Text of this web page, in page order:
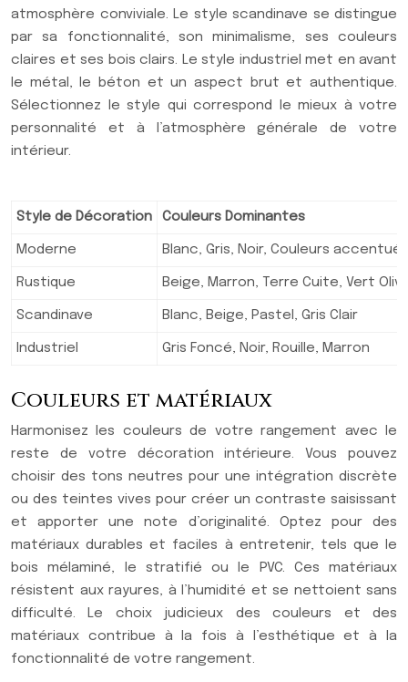
atmosphère conviviale. Le style scandinave se distingue
par sa fonctionnalité, son minimalisme, ses couleurs
claires et ses bois clairs. Le style industriel met en avant
le métal, le béton et un aspect brut et authentique.
Sélectionnez le style qui correspond le mieux à votre
personnalité et à l’atmosphère générale de votre
intérieur.
Style de Décoration Couleurs Dominantes
Moderne Blanc, Gris, Noir, Couleurs
Rustique Beige, Marron, Terre Cuite, Vert
Scandinave Blanc, Beige, Pastel, Gris Clair
Industriel Gris Foncé, Noir, Rouille, Marron
Couleurs et matériaux
Harmonisez les couleurs de votre rangement avec le
reste de votre décoration intérieure. Vous pouvez
choisir des tons neutres pour une intégration discrète
ou des teintes vives pour créer un contraste saisissant
et apporter une note d’originalité. Optez pour des
matériaux durables et faciles à entretenir, tels que le
bois mélaminé, le stratifié ou le PVC. Ces matériaux
résistent aux rayures, à l’humidité et se nettoient sans
difficulté. Le choix judicieux des couleurs et des
matériaux contribue à la fois à l’esthétique et à la
fonctionnalité de votre rangement.